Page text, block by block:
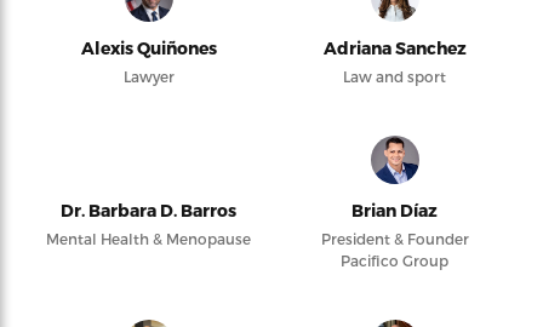
Alexis Quiñones
Lawyer
Adriana Sanchez
Law and sport
Dr. Barbara D. Barros
Mental Health & Menopause
Brian Díaz
President & Founder
Pacifico Group